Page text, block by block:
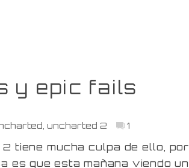
y epic fails
,uncharted 2 1
tiene mucha culpa de ello, por
es que esta mañana viendo un